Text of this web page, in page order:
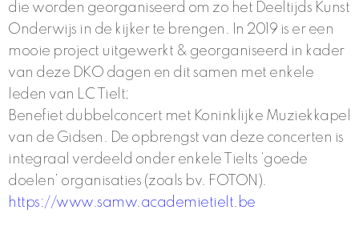
die worden georganiseerd om zo het Deeltijds Kunst
Onderwijs in de kijker te brengen. In 2019 is er een
mooie project uitgewerkt & georganiseerd in kader
van deze DKO dagen en dit samen met enkele
leden van LC Tielt;
Benefiet dubbelconcert met Koninklijke Muziekkapel
van de Gidsen. De opbrengst van deze concerten is
integraal verdeeld onder enkele Tielts ‘goede
doelen’ organisaties (zoals bv. FOTON).
https://www.samw.academietielt.be